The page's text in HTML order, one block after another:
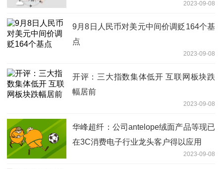
2023-09-08
9月8日人民币对美元中间价调贬164个基
点
2023-09-08
开评：三大指数集体低开 互联网板块跌
幅居前
2023-09-08
华峰超纤：公司antelope绒面产品等现已
在3C消费电子行业龙头客户得以应用
2023-09-08